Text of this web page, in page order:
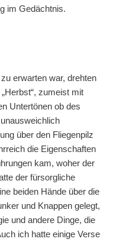
im Gedächtnis.
erwarten war, drehten
zumeist mit
Untertönen ob des
über den Fliegenpilz
die Eigenschaften
kam, woher der
der fürsorgliche
beiden Hände über die
und Knappen gelegt,
und andere Dinge, die
ich hatte einige Verse